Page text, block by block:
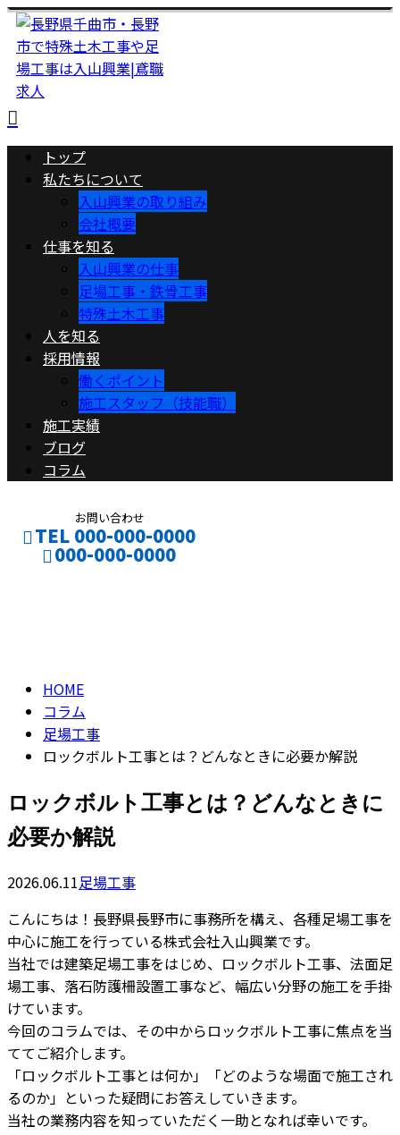
トップ
私たちについて
入山興業の取り組み
会社概要
仕事を知る
入山興業の仕事
足場工事・鉄骨工事
特殊土木工事
人を知る
採用情報
働くポイント
施工スタッフ（技能職）
施工実績
ブログ
コラム
お問い合わせ
TEL 000-000-0000
000-000-0000
HOME
コラム
足場工事
ロックボルト工事とは？どんなときに必要か解説
ロックボルト工事とは？どんなときに
必要か解説
2026.06.11足場工事
こんにちは！長野県長野市に事務所を構え、各種足場工事を
中心に施工を行っている株式会社入山興業です。
当社では建築足場工事をはじめ、ロックボルト工事、法面足
場工事、落石防護柵設置工事など、幅広い分野の施工を手掛
けています。
今回のコラムでは、その中からロックボルト工事に焦点を当
ててご紹介します。
「ロックボルト工事とは何か」「どのような場面で施工され
るのか」といった疑問にお答えしていきます。
当社の業務内容を知っていただく一助となれば幸いです。